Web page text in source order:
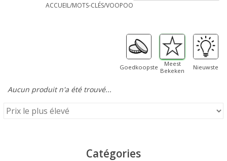
ACCUEIL/MOTS-CLÉS/VOOPOO
Goedkoopste
Meest
Bekeken
Nieuwste
Aucun produit n'a été trouvé...
Catégories